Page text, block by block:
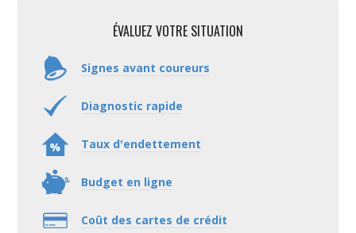
ÉVALUEZ VOTRE SITUATION
Signes avant coureurs
Diagnostic rapide
Taux d'endettement
Budget en ligne
Coût des cartes de crédit